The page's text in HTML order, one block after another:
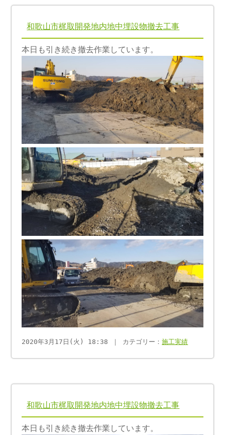
和歌山市梶取開発地内地中埋設物撤去工事
本日も引き続き撤去作業しています。
2020年3月17日(火) 18:38 ｜ カテゴリー：施工実績
和歌山市梶取開発地内地中埋設物撤去工事
本日も引き続き撤去作業しています。